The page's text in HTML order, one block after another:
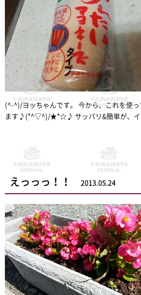
(^-^)/ヨッちゃんです。 今から、これを使っ
ます♪(*^▽^)/★*☆♪ サッパリ&簡単が、イ
えっっっ！！ 2013.05.24